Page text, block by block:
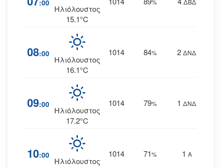
:00
Ηλιόλουστος
15.1°C
% ΔΒΔ
08:00
Ηλιόλουστος
16.1°C
1014 84% 2 ΔΝΔ
09:00
Ηλιόλουστος
17.2°C
1014 79% 1 ΔΝΔ
10:00
Ηλιόλουστος
1014 71% 1 Α